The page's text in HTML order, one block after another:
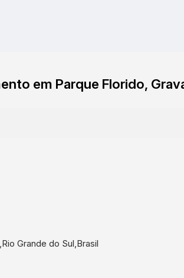
em Parque Florido,
Rio Grande do Sul,Brasil